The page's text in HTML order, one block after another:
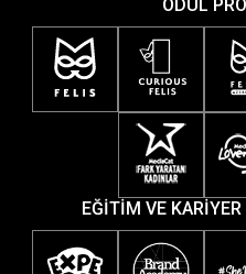
ÖDÜL
EĞİTİM VE KARİYER